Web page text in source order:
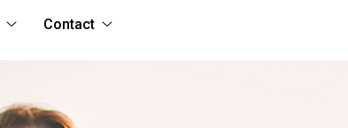
Contact